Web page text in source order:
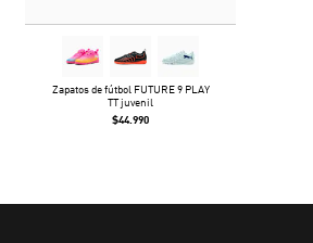
Zapatos de fútbol FUTURE 9 PLAY
TT juvenil
$44.990